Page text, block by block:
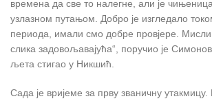
времена да све то налегне, али је
узлазном путањом. Добро је изгледало
периода, имали смо добре провјере.
слика задовољавајућа“, поручио је
љета стигао у Никшић.
Сада је вријеме за прву званичну утакмицу.